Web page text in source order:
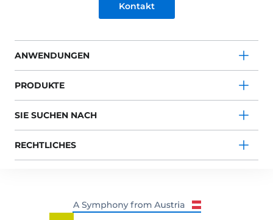
Kontakt
ANWENDUNGEN
PRODUKTE
SIE SUCHEN NACH
RECHTLICHES